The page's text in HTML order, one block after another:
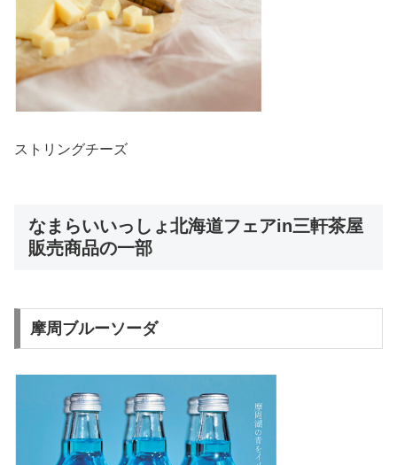
ストリングチーズ
なまらいいっしょ北海道フェアin三軒茶屋
販売商品の一部
摩周ブルーソーダ